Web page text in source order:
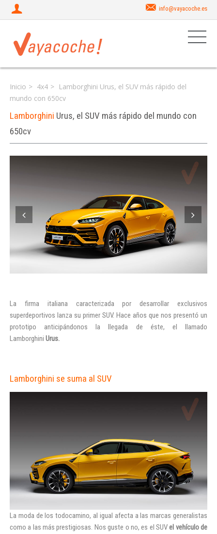
info@vayacoche.es
Inicio 4x4
Lamborghini Urus, el SUV más rápido del
mundo con 650cv
Lamborghini Urus, el SUV más rápido del mundo con
650cv
La firma italiana caracterizada por desarrollar exclusivos
superdeportivos lanza su primer SUV. Hace años que nos presentó un
prototipo anticipándonos la llegada de éste, el llamado
Lamborghini Urus.
Lamborghini se suma al SUV
La moda de los todocamino, al igual afecta a las marcas generalistas
como a las más prestigiosas. Nos guste o no, es el SUVel vehículo de